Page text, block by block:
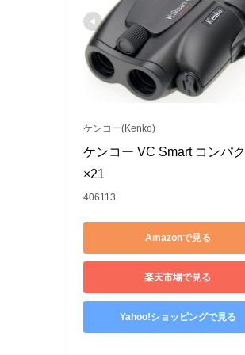
ケンコー(Kenko)
ケンコー VC Smart コンパ
×21
406113
Amazonで見る
楽天市場で見る
Yahoo!ショッピングで見る